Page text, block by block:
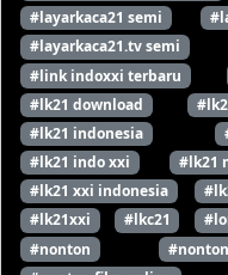
#layarkaca21 semi
#layarkaca21.tv semi
#link indoxxi terbaru
#lk21 download
#lk21 indonesia
#lk21 indo xxi
#lk21
#lk21 xxi indonesia
#lk21xxi
#lkc21
#nonton